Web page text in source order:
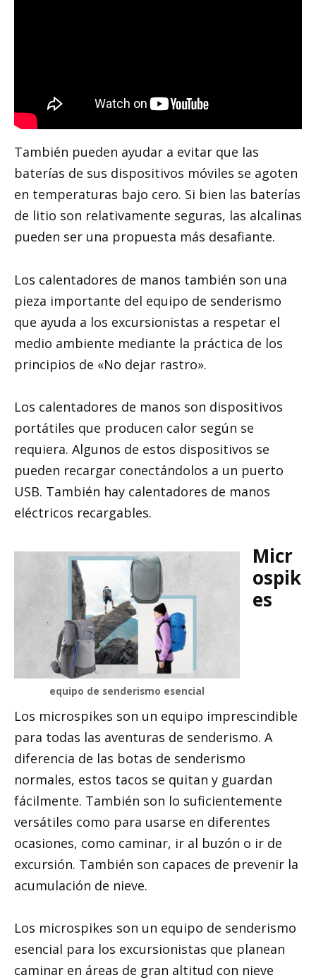
También pueden ayudar a evitar que las
baterías de sus dispositivos móviles se agoten
en temperaturas bajo cero. Si bien las baterías
de litio son relativamente seguras, las alcalinas
pueden ser una propuesta más desafiante.
Los calentadores de manos también son una
pieza importante del equipo de senderismo
que ayuda a los excursionistas a respetar el
medio ambiente mediante la práctica de los
principios de «No dejar rastro».
Los calentadores de manos son dispositivos
portátiles que producen calor según se
requiera. Algunos de estos dispositivos se
pueden recargar conectándolos a un puerto
USB. También hay calentadores de manos
eléctricos recargables.
equipo de senderismo esencial
Micr
ospik
es
Los microspikes son un equipo imprescindible
para todas las aventuras de senderismo. A
diferencia de las botas de senderismo
normales, estos tacos se quitan y guardan
fácilmente. También son lo suficientemente
versátiles como para usarse en diferentes
ocasiones, como caminar, ir al buzón o ir de
excursión. También son capaces de prevenir la
acumulación de nieve.
Los microspikes son un equipo de senderismo
esencial para los excursionistas que planean
caminar en áreas de gran altitud con nieve